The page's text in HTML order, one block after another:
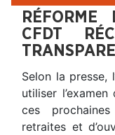
CFDT
Selon la presse,
utiliser
ces
retraites et